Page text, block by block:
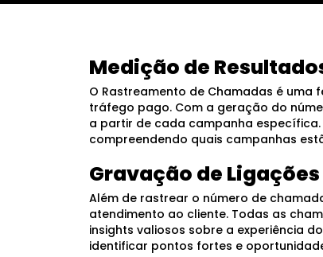
Medição de
O Rastreamento de Chamadas é
tráfego pago. Com a geração do
a partir de cada campanha
compreendendo quais campanhas
Gravação de
Além de rastrear o número de
atendimento ao cliente. Todas as
insights valiosos sobre a experiência
identificar pontos fortes e